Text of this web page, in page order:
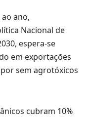
ano,
Nacional de
espera-se
em exportações
sem agrotóxicos
cubram 10%